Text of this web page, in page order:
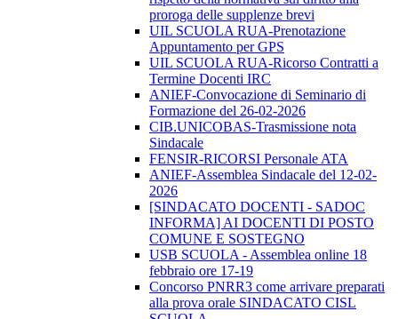
proroga delle supplenze brevi
UIL SCUOLA RUA-Prenotazione
Appuntamento per GPS
UIL SCUOLA RUA-Ricorso Contratti a
Termine Docenti IRC
ANIEF-Convocazione di Seminario di
Formazione del 26-02-2026
CIB.UNICOBAS-Trasmissione nota
Sindacale
FENSIR-RICORSI Personale ATA
ANIEF-Assemblea Sindacale del 12-02-
2026
[SINDACATO DOCENTI - SADOC
INFORMA] AI DOCENTI DI POSTO
COMUNE E SOSTEGNO
USB SCUOLA - Assemblea online 18
febbraio ore 17-19
Concorso PNRR3 come arrivare preparati
alla prova orale SINDACATO CISL